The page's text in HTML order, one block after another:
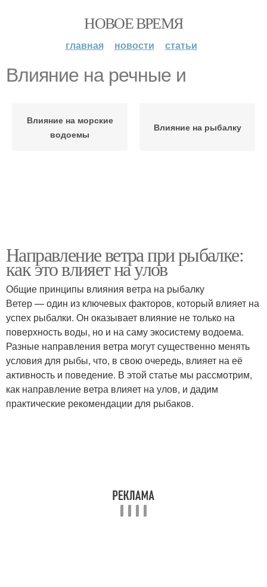
НОВОЕ ВРЕМЯ
главная новости статьи
Влияние на речные и
Влияние на морские
водоемы
Влияние на рыбалку
Направление ветра при рыбалке:
как это влияет на улов
Общие принципы влияния ветра на рыбалку
Ветер — один из ключевых факторов, который влияет на
успех рыбалки. Он оказывает влияние не только на
поверхность воды, но и на саму экосистему водоема.
Разные направления ветра могут существенно менять
условия для рыбы, что, в свою очередь, влияет на её
активность и поведение. В этой статье мы рассмотрим,
как направление ветра влияет на улов, и дадим
практические рекомендации для рыбаков.